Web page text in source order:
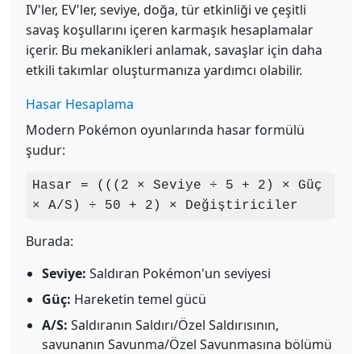
IV'ler, EV'ler, seviye, doğa, tür etkinliği ve çeşitli
savaş koşullarını içeren karmaşık hesaplamalar
içerir. Bu mekanikleri anlamak, savaşlar için daha
etkili takımlar oluşturmanıza yardımcı olabilir.
Hasar Hesaplama
Modern Pokémon oyunlarında hasar formülü
şudur:
Hasar = (((2 × Seviye ÷ 5 + 2) × Güç
× A/S) ÷ 50 + 2) × Değiştiriciler
Burada:
Seviye: Saldıran Pokémon'un seviyesi
Güç: Hareketin temel gücü
A/S: Saldıranın Saldırı/Özel Saldırısının,
savunanın Savunma/Özel Savunmasına bölümü